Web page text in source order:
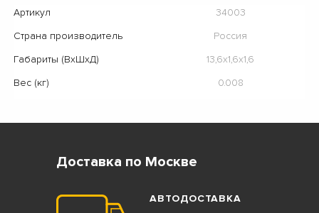
Артикул
34003
Страна производитель
Россия
Габариты (ВхШхД)
13,6х1,6х1,6
Вес (кг)
0.008
Доставка по Москве
АВТОДОСТАВКА